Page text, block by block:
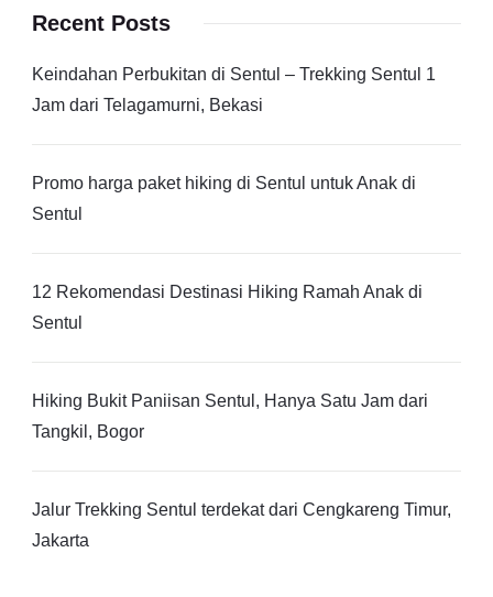
Recent Posts
Keindahan Perbukitan di Sentul – Trekking Sentul 1
Jam dari Telagamurni, Bekasi
Promo harga paket hiking di Sentul untuk Anak di
Sentul
12 Rekomendasi Destinasi Hiking Ramah Anak di
Sentul
Hiking Bukit Paniisan Sentul, Hanya Satu Jam dari
Tangkil, Bogor
Jalur Trekking Sentul terdekat dari Cengkareng Timur,
Jakarta